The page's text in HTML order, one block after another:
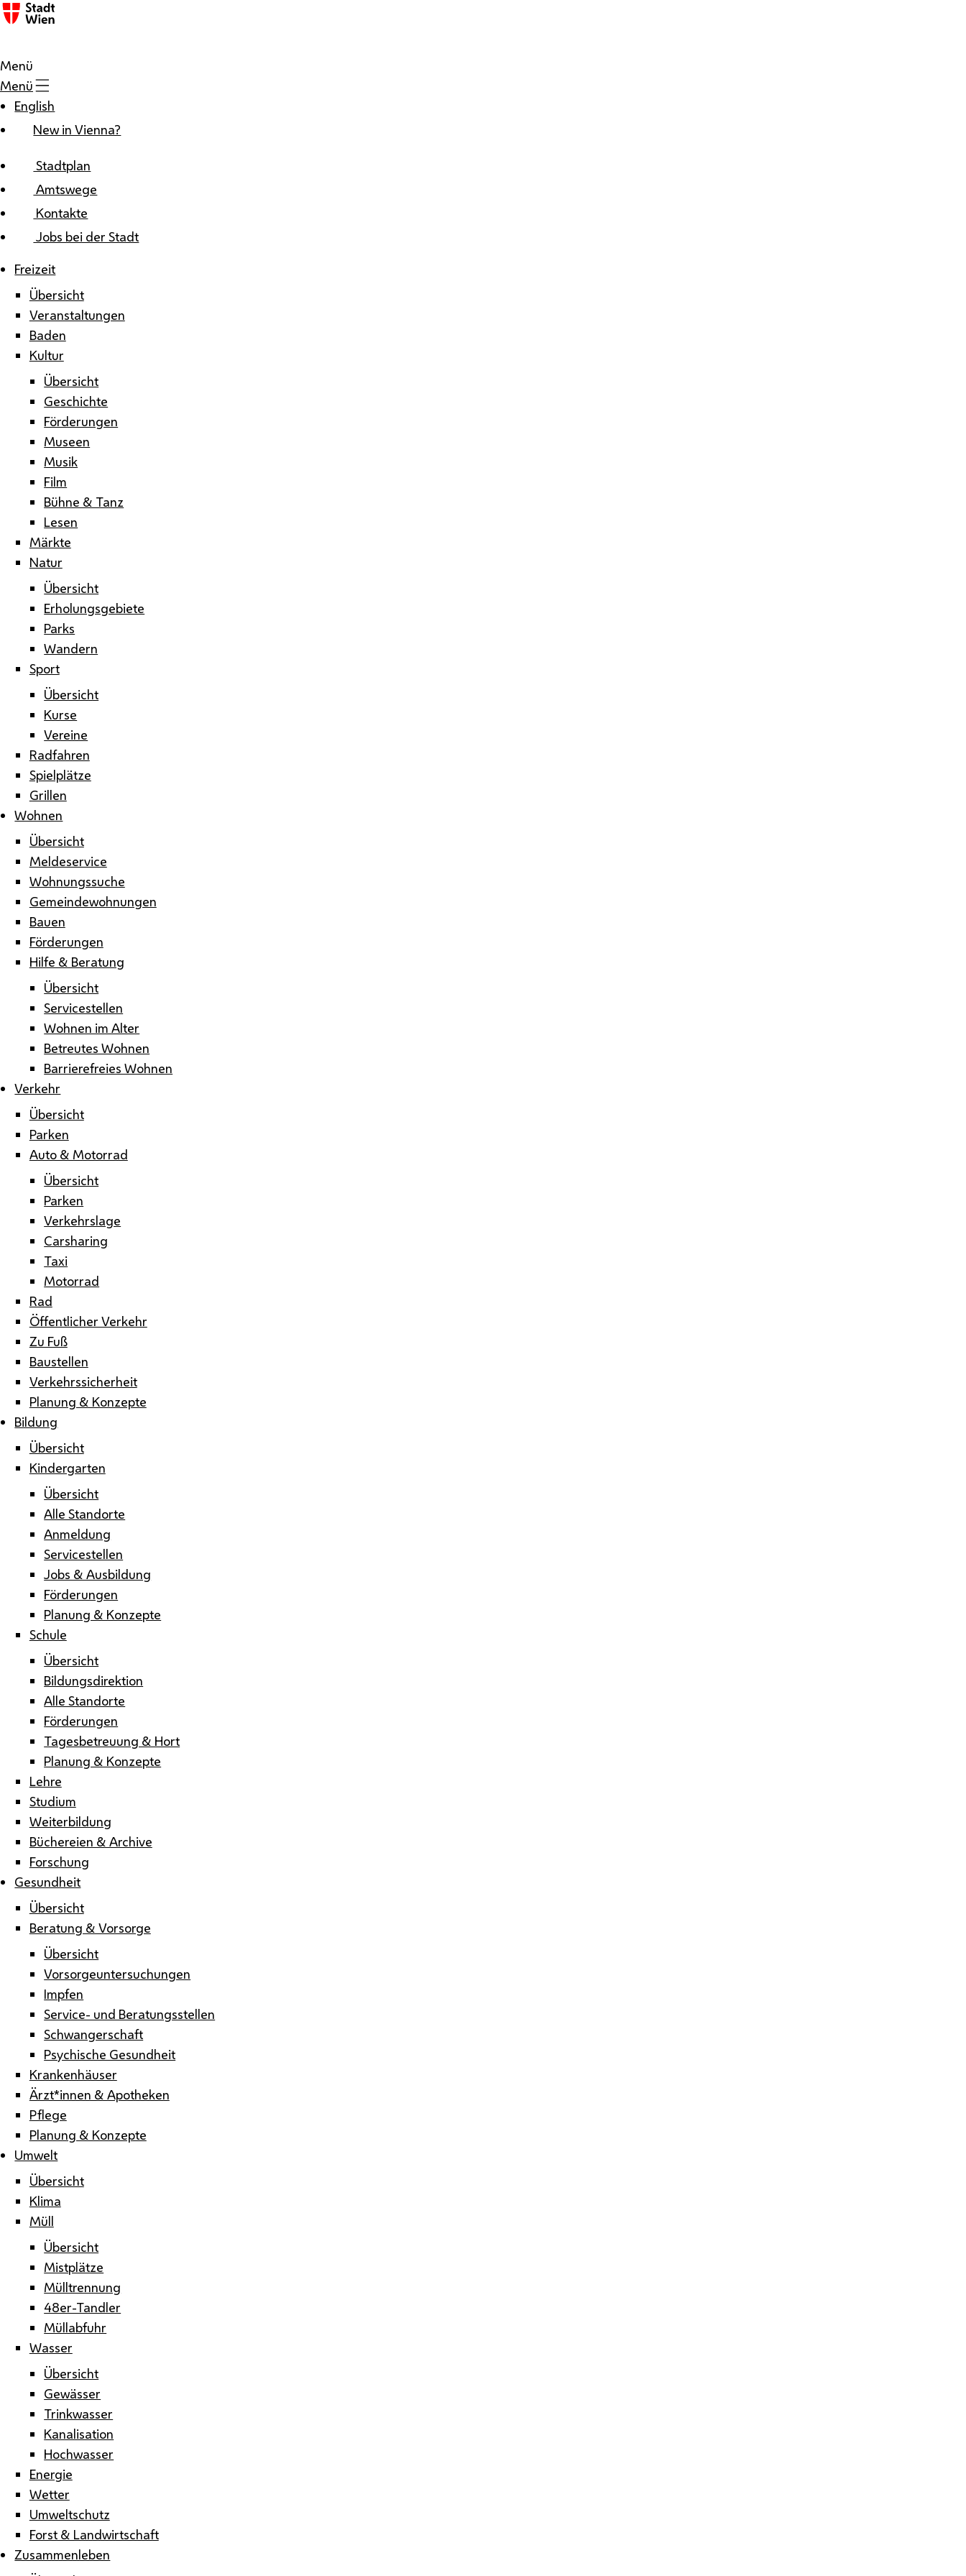
Zum Inhalt
Menü
Menü
English
New in Vienna?
Stadtplan
Amtswege
Kontakte
Jobs bei der Stadt
Freizeit
Übersicht
Veranstaltungen
Baden
Kultur
Übersicht
Geschichte
Förderungen
Museen
Musik
Film
Bühne & Tanz
Lesen
Märkte
Natur
Übersicht
Erholungsgebiete
Parks
Wandern
Sport
Übersicht
Kurse
Vereine
Radfahren
Spielplätze
Grillen
Wohnen
Übersicht
Meldeservice
Wohnungssuche
Gemeindewohnungen
Bauen
Förderungen
Hilfe & Beratung
Übersicht
Servicestellen
Wohnen im Alter
Betreutes Wohnen
Barrierefreies Wohnen
Verkehr
Übersicht
Parken
Auto & Motorrad
Übersicht
Parken
Verkehrslage
Carsharing
Taxi
Motorrad
Rad
Öffentlicher Verkehr
Zu Fuß
Baustellen
Verkehrssicherheit
Planung & Konzepte
Bildung
Übersicht
Kindergarten
Übersicht
Alle Standorte
Anmeldung
Servicestellen
Jobs & Ausbildung
Förderungen
Planung & Konzepte
Schule
Übersicht
Bildungsdirektion
Alle Standorte
Förderungen
Tagesbetreuung & Hort
Planung & Konzepte
Lehre
Studium
Weiterbildung
Büchereien & Archive
Forschung
Gesundheit
Übersicht
Beratung & Vorsorge
Übersicht
Vorsorgeuntersuchungen
Impfen
Service- und Beratungsstellen
Schwangerschaft
Psychische Gesundheit
Krankenhäuser
Ärzt*innen & Apotheken
Pflege
Planung & Konzepte
Umwelt
Übersicht
Klima
Müll
Übersicht
Mistplätze
Mülltrennung
48er-Tandler
Müllabfuhr
Wasser
Übersicht
Gewässer
Trinkwasser
Kanalisation
Hochwasser
Energie
Wetter
Umweltschutz
Forst & Landwirtschaft
Zusammenleben